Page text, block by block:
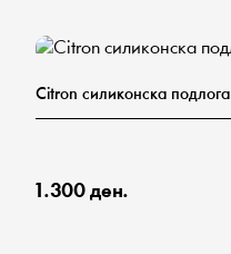
Citron силиконска подлога
1.300 ден.